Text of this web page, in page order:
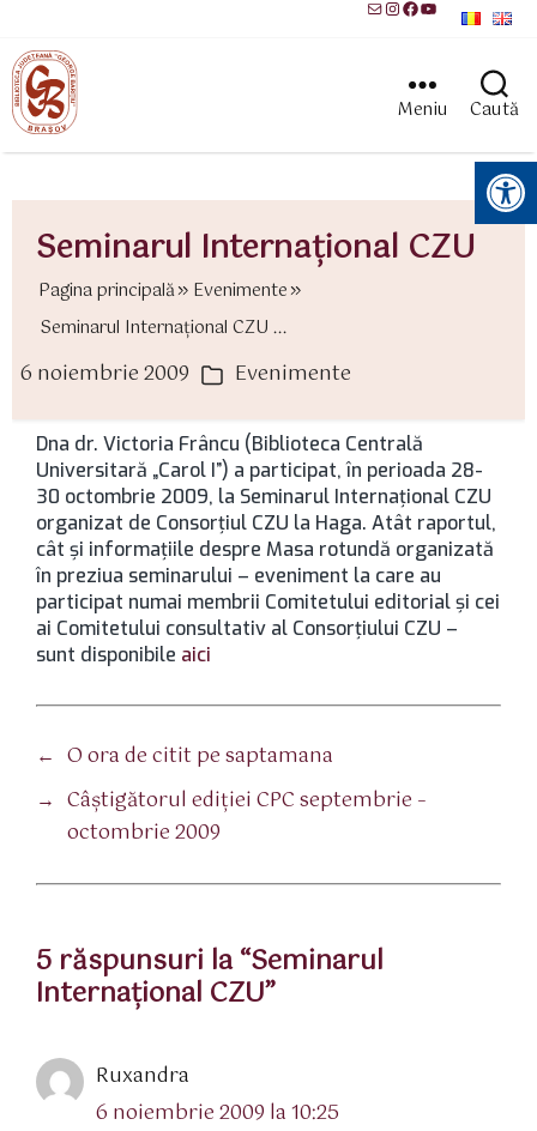
MailInstagram
Facebook
YouTube
Meniu Caută
Instrumente pentru accesibilitate
Seminarul Internaţional CZU
Pagina principală
Evenimente
Seminarul Internaţional CZU ...
6 noiembrie 2009 Categorii
Evenimente
Dna dr. Victoria Frâncu (Biblioteca Centrală
Universitară „Carol I”) a participat, în perioada 28-
30 octombrie 2009, la Seminarul Internaţional CZU
organizat de Consorţiul CZU la Haga. Atât raportul,
cât şi informaţiile despre Masa rotundă organizată
în preziua seminarului – eveniment la care au
participat numai membrii Comitetului editorial şi cei
ai Comitetului consultativ al Consorţiului CZU –
sunt disponibile aici
← O ora de citit pe saptamana
→ Câştigătorul ediţiei CPC septembrie –
octombrie 2009
5 răspunsuri la “Seminarul
Internaţional CZU”
Ruxandra
6 noiembrie 2009 la 10:25